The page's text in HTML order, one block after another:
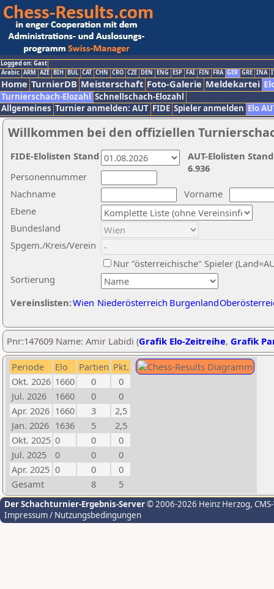
Logged on: Gast
Arabic ARM AZE BIH BUL CAT CHN CRO CZE DEN ENG ESP FAI FIN FRA GER GRE INA
Home TurnierDB Meisterschaft Foto-Galerie Meldekartei
Turnierschach-Elozahl Schnellschach-Elozahl
Allgemeines Turnier anmelden: AUT FIDE Spieler anmelden Elo
Willkommen bei den offiziellen
Nachname
Vorname
Ebene
Sortierung
Personennummer
Bundesland
Spgem./Kreis/Verein
Nur "österreichische" Spieler
Vereinslisten:Wien Niederösterreich Burgenland
AUT-Elolisten
6.936
FIDE-Elolisten Stand
Pnr:147609 Name: Amir Labidi (Grafik Elo-Zeitreihe, Grafik
Periode Elo Partien Pkt.
Okt. 2026 1660 0
0
Jul. 2026
1660 0
0
Apr. 2026 1660 3
2,5
Jan. 2026 1636 5
2,5
Okt. 2025 0 0
0
Jul. 2025
0 0
0
Apr. 2025 0 0
0
Gesamt
8 5
Der Schachturnier-Ergebnis-Server© 2006-2026 Heinz Herzog,
Impressum / Nutzungsbedingungen